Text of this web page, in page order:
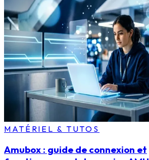
MATÉRIEL & TUTOS
Amubox : guide de connexion et